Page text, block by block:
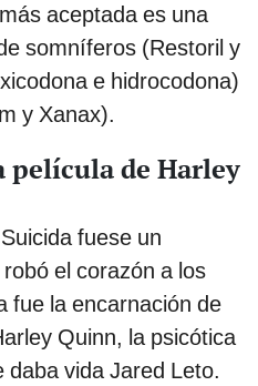
aceptada es una
somníferos (Restoril y
e hidrocodona)
y Xanax).
película de Harley
fuese un
el corazón a los
fue la encarnación de
Quinn, la psicótica
daba vida Jared Leto.